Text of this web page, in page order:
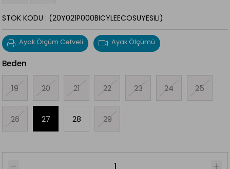
(20Y021P000BICYLEECOSUYESILI)
STOK KODU
Ayak Ölçüm Cetveli Ayak Ölçümü
Beden
19 20 21 22 23 24 25
26 27 28 29